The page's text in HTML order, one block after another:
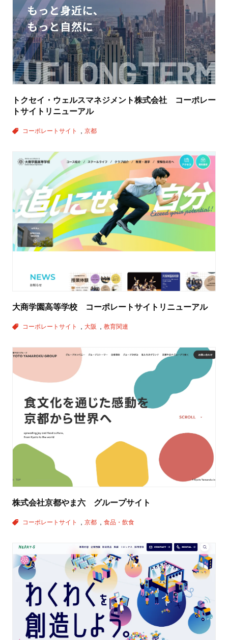
トクセイ・ウェルスマネジメント株式会社 コーポレー
トサイトリニューアル
コーポレートサイト 京都
大商学園高等学校 コーポレートサイトリニューアル
コーポレートサイト 大阪 教育関連
株式会社京都やま六 グループサイト
コーポレートサイト 京都 食品・飲食